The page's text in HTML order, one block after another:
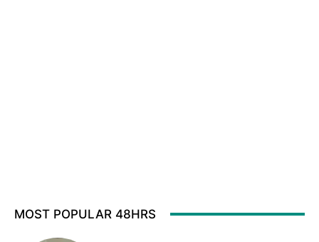
MOST POPULAR 48HRS